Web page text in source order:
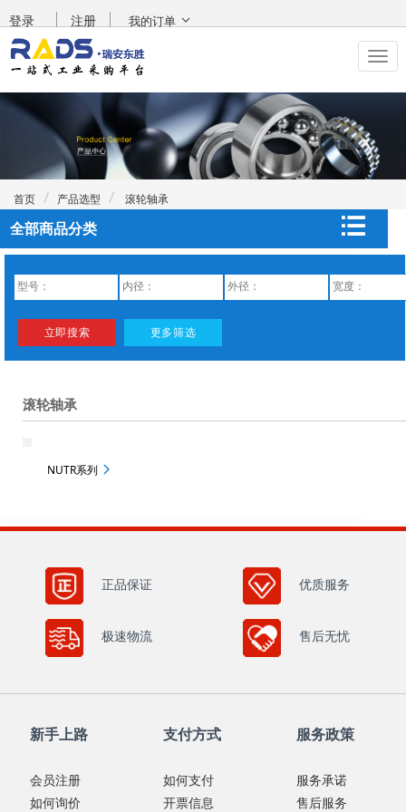
登录 注册 我的订单
首页 产品选型 滚轮轴承
全部商品分类
滚轮轴承
NUTR系列
正品保证 优质服务
极速物流 售后无忧
新手上路
会员注册
如何询价
支付方式
如何支付
开票信息
服务政策
服务承诺
售后服务